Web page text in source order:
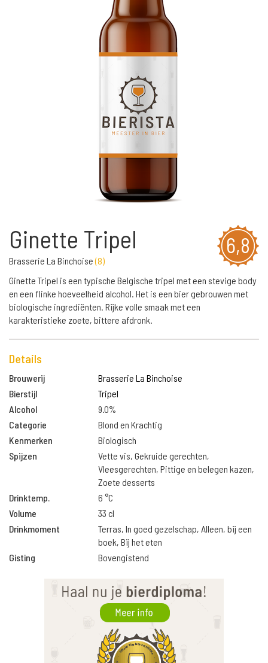
6,8
Ginette Tripel
Brasserie La Binchoise(8)
Ginette Tripel is een typische Belgische tripel met een stevige body
en een flinke hoeveelheid alcohol. Het is een bier gebrouwen met
biologische ingrediënten. Rijke volle smaak met een
karakteristieke zoete, bittere afdronk.
Details
Brouwerij
Brasserie La Binchoise
Bierstijl
Tripel
Alcohol
9.0%
Categorie
Blond en Krachtig
Kenmerken
Biologisch
Spijzen
Vette vis, Gekruide gerechten,
Vleesgerechten, Pittige en belegen kazen,
Zoete desserts
Drinktemp.
6 °C
Volume
33 cl
Drinkmoment
Terras, In goed gezelschap, Alleen, bij een
boek, Bij het eten
Gisting
Bovengistend